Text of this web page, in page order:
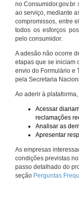
no Consumidor.gov.br
ao serviço, mediante
compromissos, entre
todos os esforços
pelo consumidor.
A adesão não ocorre
etapas que se iniciam
envio do Formulário e
pela Secretaria
Ao aderir à
Acessar
reclamações
Analisar as
Apresentar
As empresas
condições previstas
passo detalhado do
seção Perguntas